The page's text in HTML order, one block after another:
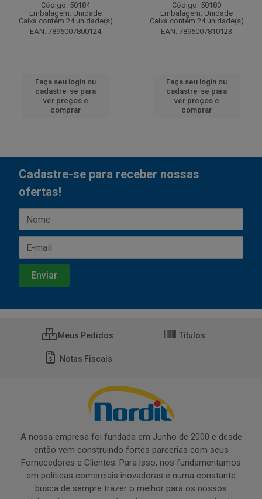
Código: 50184
Embalagem: Unidade
Caixa contém 24 unidade(s)
EAN: 7896007800124
Faça seu login ou
cadastre-se para
ver preços e
comprar
Código: 50180
Embalagem: Unidade
Caixa contém 24 unidade(s)
EAN: 7896007810123
Faça seu login ou
cadastre-se para
ver preços e
comprar
Cadastre-se para receber nossas
ofertas!
Meus Pedidos Títulos
Notas Fiscais
A nossa empresa foi fundada em Junho de 2000 e desde
então vem construindo fortes parcerias com seus
Fornecedores e Clientes. Para isso, nos fundamentamos
em políticas comerciais inovadoras e numa constante
busca de sempre trazer o melhor para os nossos